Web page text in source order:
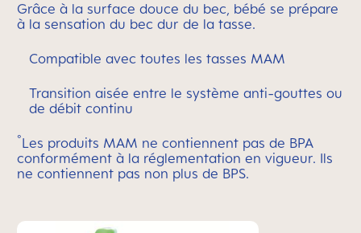
Grâce à la surface douce du bec, bébé se prépare
à la sensation du bec dur de la tasse.
Compatible avec toutes les tasses MAM
Transition aisée entre le système anti-gouttes ou
de débit continu
°Les produits MAM ne contiennent pas de BPA
conformément à la réglementation en vigueur. Ils
ne contiennent pas non plus de BPS.